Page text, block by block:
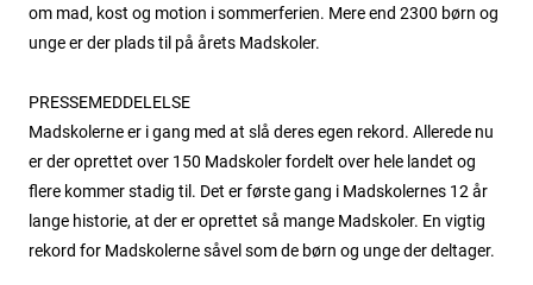
om mad, kost og motion i sommerferien. Mere end 2300 børn og
unge er der plads til på årets Madskoler.
PRESSEMEDDELELSE
Madskolerne er i gang med at slå deres egen rekord. Allerede nu
er der oprettet over 150 Madskoler fordelt over hele landet og
flere kommer stadig til. Det er første gang i Madskolernes 12 år
lange historie, at der er oprettet så mange Madskoler. En vigtig
rekord for Madskolerne såvel som de børn og unge der deltager.